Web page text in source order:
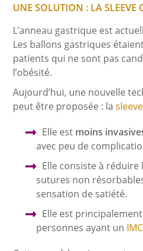
UNE SOLUTION : LA SLEEVE
L’anneau gastrique est
Les ballons gastriques
patients qui ne sont pas
l’obésité.
Aujourd’hui, une nouvelle
peut être proposée : la
Elle est moins
avec peu de
Elle consiste à réduire
sutures non
sensation de satiété.
Elle est
personnes ayant un IMC